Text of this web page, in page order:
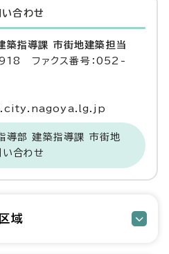
い合わせ
築指導課 市街地建築担当
ファクス番号：052-
導部 建築指導課 市街地
合わせ
域